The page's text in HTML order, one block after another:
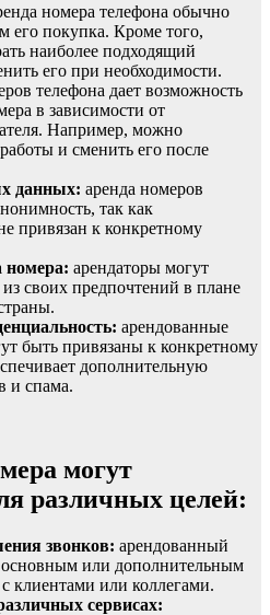
номера телефона обычно
его покупка. Кроме того,
наиболее подходящий
его при необходимости.
телефона дает возможность
в зависимости от
Например, можно
и сменить его после
данных: аренда номеров
так как
привязан к конкретному
номера: арендаторы могут
своих предпочтений в плане
арендованные
быть привязаны к конкретному
дополнительную
и спама.
могут
различных целей:
звонков: арендованный
или дополнительным
клиентами или коллегами.
сервисах: